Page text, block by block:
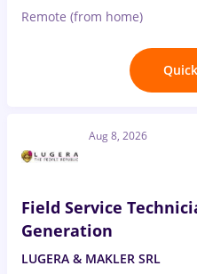
Remote (from home)
Aug 8, 2026
Field Service
Generation
LUGERA & MAKLER SRL